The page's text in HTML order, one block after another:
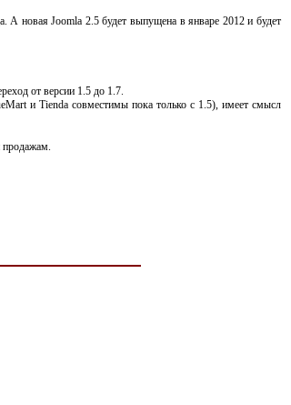
А новая Joomla 2.5 будет выпущена в январе 2012 и будет
от версии 1.5 до 1.7.
и Tienda совместимы пока только с 1.5), имеет смысл
продажам.